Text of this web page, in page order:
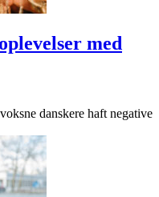
med
danskere haft negative